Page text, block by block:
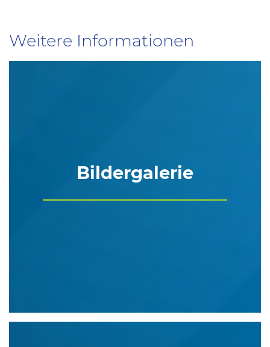
Weitere Informationen
Bildergalerie